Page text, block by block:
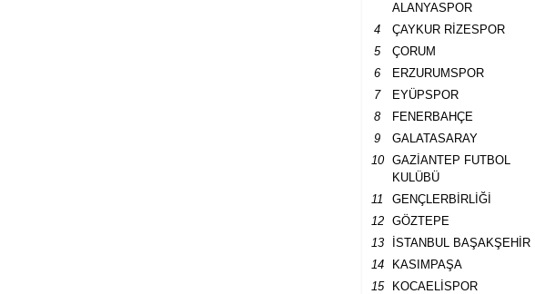
ALANYASPOR
4 ÇAYKUR RİZESPOR
5
ÇORUM
6
ERZURUMSPOR
7
EYÜPSPOR
8
FENERBAHÇE
9
GALATASARAY
10
GAZİANTEP FUTBOL
KULÜBÜ
11 GENÇLERBİRLİĞİ
12
GÖZTEPE
13
İSTANBUL BAŞAKŞEHİR
14
KASIMPAŞA
15
KOCAELİSPOR